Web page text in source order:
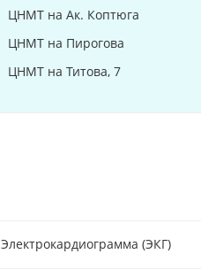
ЦНМТ на Ак. Коптюга
ЦНМТ на Пирогова
ЦНМТ на Титова, 7
Электрокардиограмма (ЭКГ)